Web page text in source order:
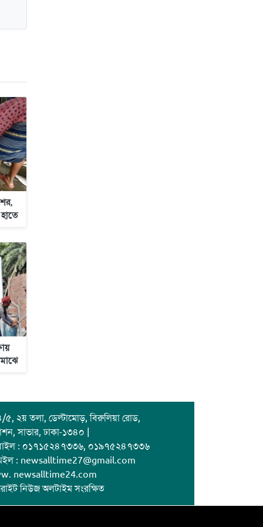
৫, ২য় তলা, ডেল্টামোড়, বিরুলিয়া রোড,
সাভার, ঢাকা-১৩৪০ |
: ০১৭১৫২৪৭৩৩৬, ০১৯৭৫২৪৭৩৩৬
: newsalltime27@gmail.com
newsalltime24.com
নিউজ অলটাইম সংরক্ষিত